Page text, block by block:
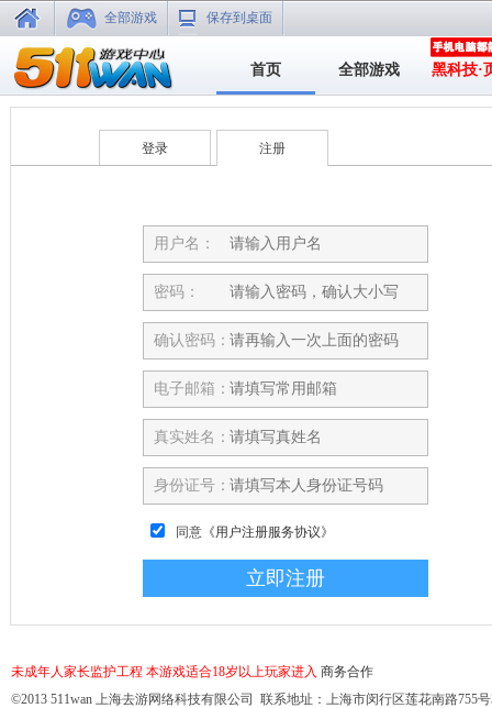
全部游戏 保存到桌面
首页 全部游戏 黑科技·
登录 注册
用户名：
密码：
确认密码：
电子邮箱：
真实姓名：
身份证号：
同意 《用户注册服务协议》
未成年人家长监护工程 本游戏适合18岁以上玩家进入 商务合作
©2013 511wan 上海去游网络科技有限公司 联系地址：上海市闵行区莲花南路755